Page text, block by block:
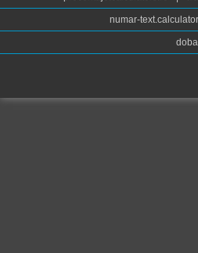
numar-